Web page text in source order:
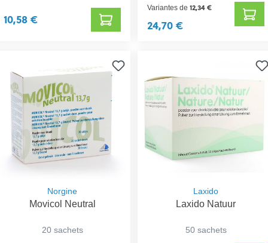
10,58 €
Variantes de12,34 €
24,70 €
Norgine
Movicol Neutral
20 sachets
Laxido
Laxido Natuur
50 sachets